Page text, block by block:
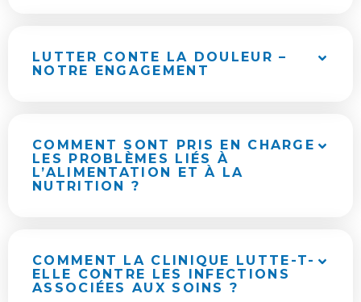
LUTTER CONTE LA DOULEUR –
NOTRE ENGAGEMENT
COMMENT SONT PRIS EN CHARGE
LES PROBLÈMES LIÉS À
L’ALIMENTATION ET À LA
NUTRITION ?
COMMENT LA CLINIQUE LUTTE-T-
ELLE CONTRE LES INFECTIONS
ASSOCIÉES AUX SOINS ?